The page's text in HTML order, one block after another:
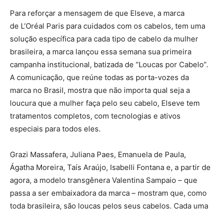
Para reforçar a mensagem de que Elseve, a marca
de L’Oréal Paris para cuidados com os cabelos, tem uma
solução específica para cada tipo de cabelo da mulher
brasileira, a marca lançou essa semana sua primeira
campanha institucional, batizada de “Loucas por Cabelo”.
A comunicação, que reúne todas as porta-vozes da
marca no Brasil, mostra que não importa qual seja a
loucura que a mulher faça pelo seu cabelo, Elseve tem
tratamentos completos, com tecnologias e ativos
especiais para todos eles.
Grazi Massafera, Juliana Paes, Emanuela de Paula,
Ágatha Moreira, Taís Araújo, Isabelli Fontana e, a partir de
agora, a modelo transgênera Valentina Sampaio – que
passa a ser embaixadora da marca – mostram que, como
toda brasileira, são loucas pelos seus cabelos. Cada uma